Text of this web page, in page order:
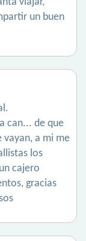
un buen
can... de que
vayan, a mi me
los
cajero
gracias